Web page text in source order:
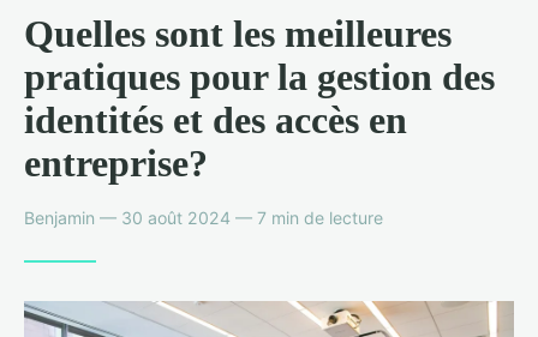
Quelles sont les meilleures
pratiques pour la gestion des
identités et des accès en
entreprise?
Benjamin — 30 août 2024 — 7 min de lecture